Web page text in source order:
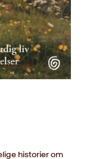
forside
historier om